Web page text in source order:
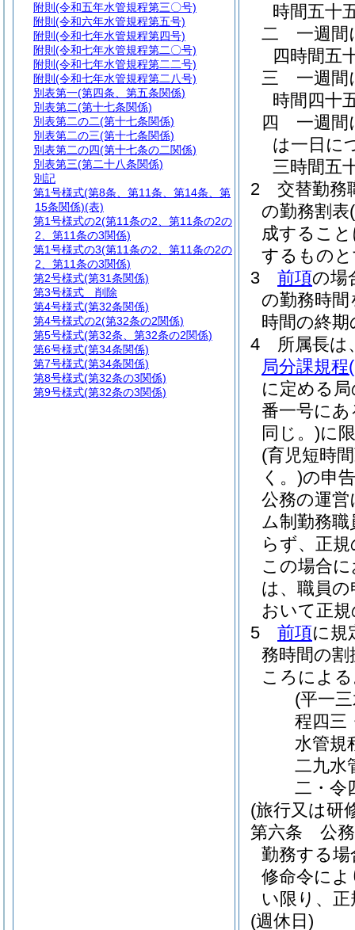
時間五十
二
一週
四時間五
三
一週
時間四十
四
一週
は一日に
三時間五
2
交替勤務
の勤務割表
成するこ
するもの
3
前項の場
の勤務時
時間の終
4
所属長は
局分課規程
に定める
番一号に
同じ。)に
(育児短時
く。)の申
公務の運
ム制勤務
らず、正
この場合
は、職員
おいて正
5
前項に規
務時間の
ころによ
(平一
程四三
水管規
二九水
二・令
(旅行又は研
第六条
公
勤務する
修命令に
い限り、
(週休日)
附則 (令和五年水管規程第三〇号)
附則 (令和六年水管規程第五号)
附則 (令和七年水管規程第四号)
附則 (令和七年水管規程第二〇号)
附則 (令和七年水管規程第二二号)
附則 (令和七年水管規程第二八号)
別表第一(第四条、第五条関係)
別表第二(第十七条関係)
別表第二の二(第十七条関係)
別表第二の三(第十七条関係)
別表第二の四(第十七条の二関係)
別表第三(第二十八条関係)
別記
第1号様式(第8条、第11条、第14条、第
15条関係)(表)
第1号様式の2(第11条の2、第11条の2の
2、第11条の3関係)
第1号様式の3(第11条の2、第11条の2の
2、第11条の3関係)
第2号様式(第31条関係)
第3号様式 削除
第4号様式(第32条関係)
第4号様式の2(第32条の2関係)
第5号様式(第32条、第32条の2関係)
第6号様式(第34条関係)
第7号様式(第34条関係)
第8号様式(第32条の3関係)
第9号様式(第32条の3関係)